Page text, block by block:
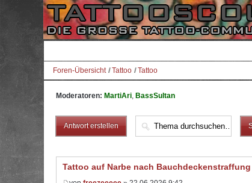
Foren-Übersicht Tattoo Tattoo
Moderatoren: MartiAri, BassSultan
Antwort erstellen
Tattoo auf Narbe nach Bauchdeckenstraffung